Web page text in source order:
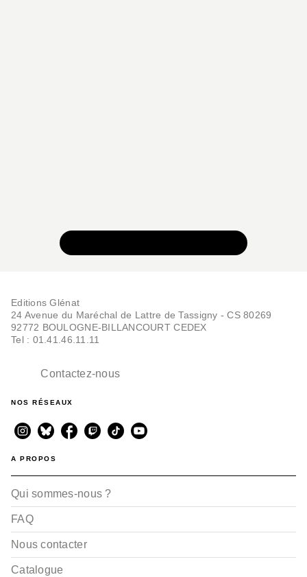
Editions Glénat
24 Avenue du Maréchal de Lattre de Tassigny - CS 80269
92772 BOULOGNE-BILLANCOURT CEDEX
Tel : 01.41.46.11.11
Contactez-nous
NOS RÉSEAUX
A PROPOS
Qui sommes-nous ?
FAQ
Nous contacter
Catalogue